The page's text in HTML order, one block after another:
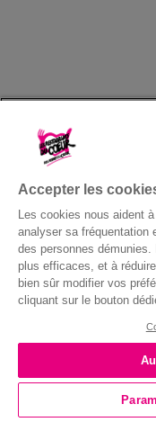
Accepter les
Les cookies nous aident
analyser sa fréquentation
des personnes
plus efficaces, et à
bien sûr modifier vos
cliquant sur le bouton